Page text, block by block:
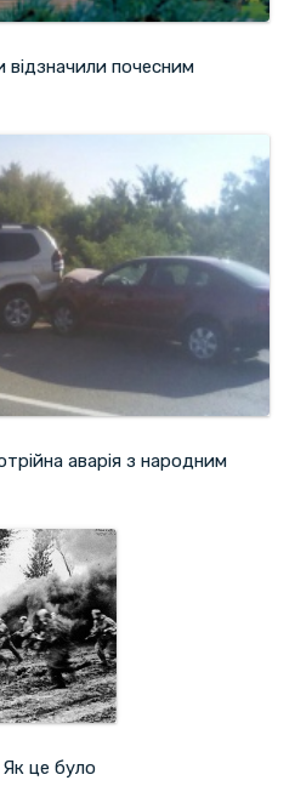
почесним
аварія з народним
це було